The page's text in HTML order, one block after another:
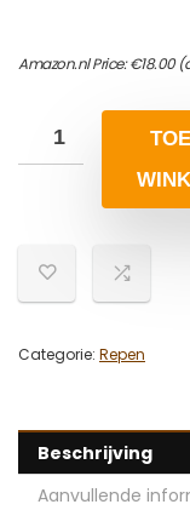
Amazon.nl Price:€18.00
Categorie: Repen
Beschrijving
Aanvullende